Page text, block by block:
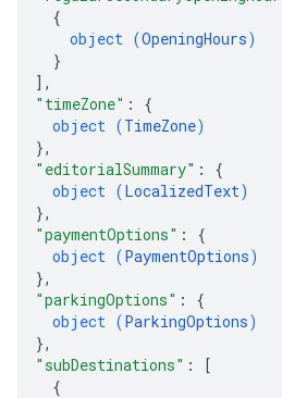
{
object (OpeningHours)
}
] ,
"timeZone" : {
object (TimeZone)
},
"editorialSummary" : {
object (LocalizedText)
},
"paymentOptions" : {
object (PaymentOptions)
},
"parkingOptions" : {
object (ParkingOptions)
},
"subDestinations" :
[
{